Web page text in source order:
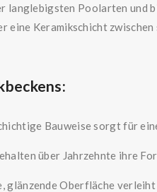
langlebigsten Poolarten und
eine Keramikschicht
Bauweise sorgt für
über Jahrzehnte ihre
glänzende Oberfläche